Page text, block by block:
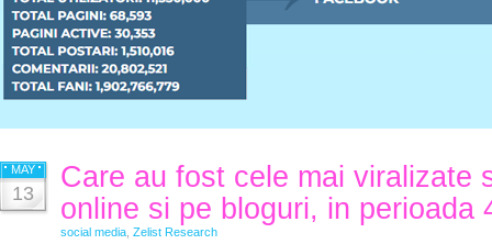
MAY
13
Care au fost cele mai viralizate
online si pe bloguri, in perioada
social media Zelist Research